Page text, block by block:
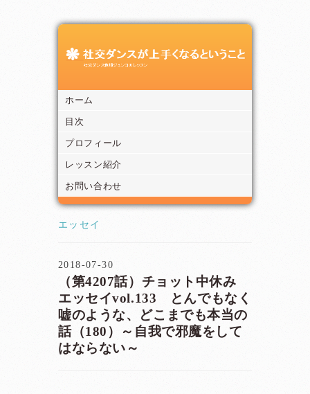
ホーム
目次
プロフィール
レッスン紹介
お問い合わせ
エッセイ
2018-07-30
（第4207話）チョット中休み
エッセイvol.133 とんでもなく
嘘のような、どこまでも本当の
話（180）～自我で邪魔をして
はならない～